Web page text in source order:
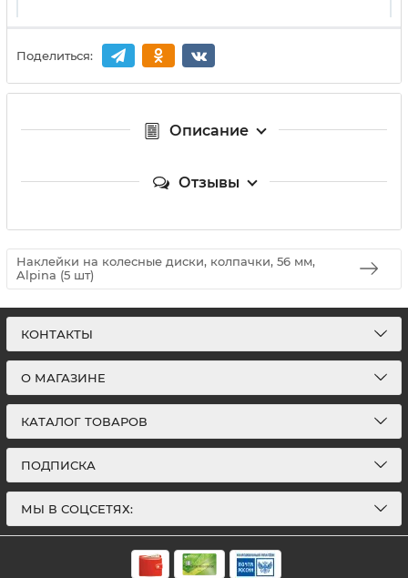
Поделиться:
Описание
Отзывы
Наклейки на колесные диски, колпачки, 56 мм,
Alpina (5 шт)
КОНТАКТЫ
О МАГАЗИНЕ
КАТАЛОГ ТОВАРОВ
ПОДПИСКА
МЫ В СОЦСЕТЯХ: